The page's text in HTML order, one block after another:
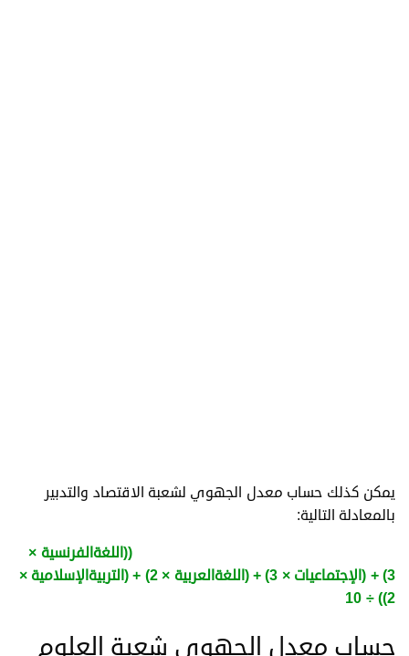
يمكن كذلك حساب معدل الجهوي لشعبة الاقتصاد والتدبير
بالمعادلة التالية:
((اللغةالفرنسية ×
3) + (الإجتماعيات × 3) + (اللغةالعربية × 2) + (التربيةالإسلامية ×
2)) ÷ 10
حساب معدل الجهوي شعبة العلوم